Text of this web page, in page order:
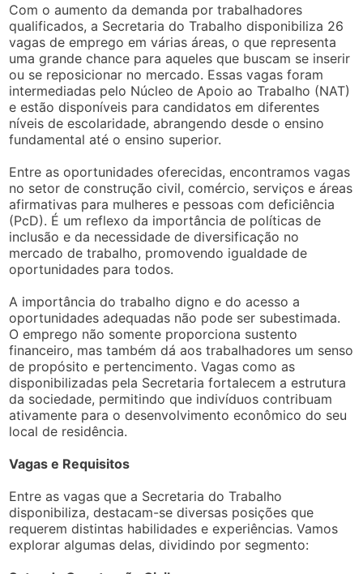
Com o aumento da demanda por trabalhadores
qualificados, a Secretaria do Trabalho disponibiliza 26
vagas de emprego em várias áreas, o que representa
uma grande chance para aqueles que buscam se inserir
ou se reposicionar no mercado. Essas vagas foram
intermediadas pelo Núcleo de Apoio ao Trabalho (NAT)
e estão disponíveis para candidatos em diferentes
níveis de escolaridade, abrangendo desde o ensino
fundamental até o ensino superior.
Entre as oportunidades oferecidas, encontramos vagas
no setor de construção civil, comércio, serviços e áreas
afirmativas para mulheres e pessoas com deficiência
(PcD). É um reflexo da importância de políticas de
inclusão e da necessidade de diversificação no
mercado de trabalho, promovendo igualdade de
oportunidades para todos.
A importância do trabalho digno e do acesso a
oportunidades adequadas não pode ser subestimada.
O emprego não somente proporciona sustento
financeiro, mas também dá aos trabalhadores um senso
de propósito e pertencimento. Vagas como as
disponibilizadas pela Secretaria fortalecem a estrutura
da sociedade, permitindo que indivíduos contribuam
ativamente para o desenvolvimento econômico do seu
local de residência.
Vagas e Requisitos
Entre as vagas que a Secretaria do Trabalho
disponibiliza, destacam-se diversas posições que
requerem distintas habilidades e experiências. Vamos
explorar algumas delas, dividindo por segmento: